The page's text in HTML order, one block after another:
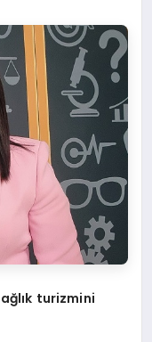
turizmini